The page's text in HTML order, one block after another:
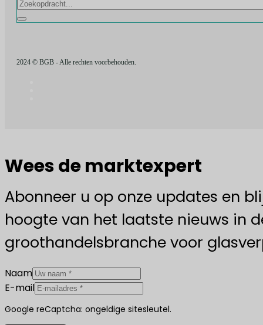
2024 © BGB - Alle rechten voorbehouden.
Wees de marktexpert
Abonneer u op onze updates en
hoogte van het laatste nieuws in
groothandelsbranche voor
Naam
E-mail
Google reCaptcha: ongeldige sitesleutel.